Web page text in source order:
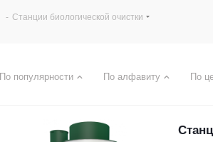
- Станции биологической очистки
По популярности По алфавиту По